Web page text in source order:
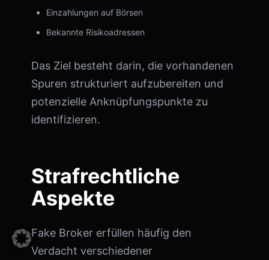
Einzahlungen auf Börsen
Bekannte Risikoadressen
Das Ziel besteht darin, die vorhandenen
Spuren strukturiert aufzubereiten und
potenzielle Anknüpfungspunkte zu
identifizieren.
Strafrechtliche
Aspekte
Fake Broker erfüllen häufig den
Verdacht verschiedener